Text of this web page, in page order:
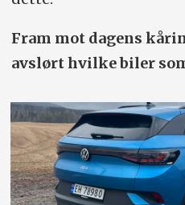
Fram mot dagens
avslørt hvilke biler